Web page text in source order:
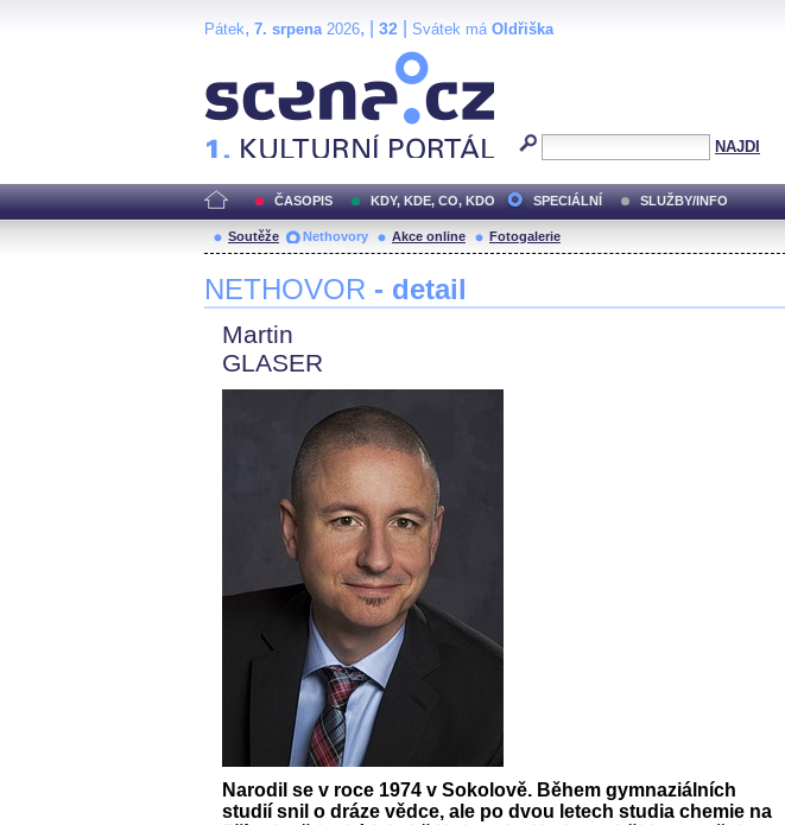
Pátek, 7. srpena2026, | 32 Svátek má Oldřiška
NAJDI
ČASOPIS KDY, KDE, CO, KDO SPECIÁLNÍ SLUŽBY/INFO
Soutěže Nethovory Akce online Fotogalerie
NETHOVOR - detail
Martin
GLASER
Narodil se v roce 1974 v Sokolově. Během gymnaziálních
studií snil o dráze vědce, ale po dvou letech studia chemie na